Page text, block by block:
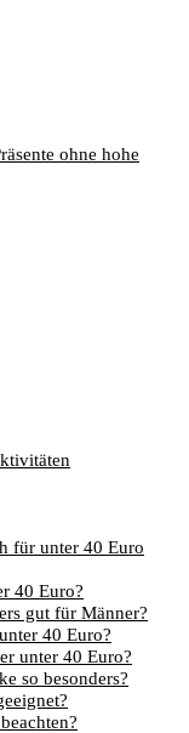
ohne hohe
für unter 40 Euro
40 Euro?
gut für Männer?
40 Euro?
unter 40 Euro?
so besonders?